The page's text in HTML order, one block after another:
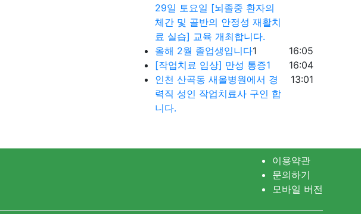
29일 토요일 [뇌졸중 환자의
체간 및 골반의 안정성 재활치
료 실습] 교육 개최합니다.
등록일
16:05
올해 2월 졸업생입니다댓글
1
등록일
16:04
[작업치료 임상] 만성 통증1
등록일
13:01
인천 산곡동 새올병원에서 경
력직 성인 작업치료사 구인 합
니다.
이용약관
문의하기
모바일 버전